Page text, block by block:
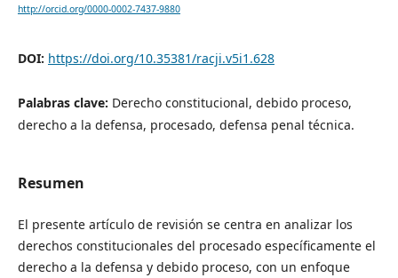
http://orcid.org/0000-0002-7437-9880
DOI: https://doi.org/10.35381/racji.v5i1.628
Palabras clave: Derecho constitucional, debido proceso,
derecho a la defensa, procesado, defensa penal técnica.
Resumen
El presente artículo de revisión se centra en analizar los
derechos constitucionales del procesado específicamente el
derecho a la defensa y debido proceso, con un enfoque